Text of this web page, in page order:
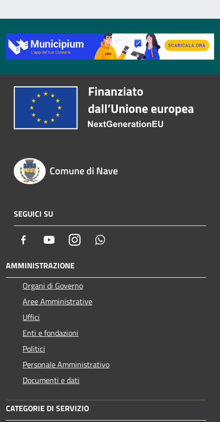
Comune di Nave
SEGUICI SU
Facebook YoutubeInstagram
AMMINISTRAZIONE
Organi di Governo
Aree Amministrative
Uffici
Enti e fondazioni
Politici
Personale Amministrativo
Documenti e dati
CATEGORIE DI SERVIZIO